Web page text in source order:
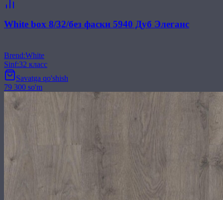
White box 8/32/без фаски 5940 Дуб Элеганс
Brend:White
Sinf:32 класс
Savatga qo'shish
79 300 so'm